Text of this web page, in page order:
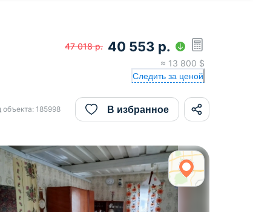
47 018 р. 40 553 р.
≈ 13 800 $
Следить за ценой
объекта: 185998 В избранное